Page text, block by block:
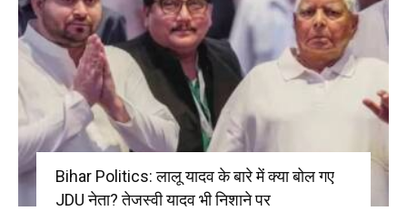
Bihar Politics: लालू यादव के बारे में क्या बोल गए
JDU नेता? तेजस्वी यादव भी निशाने पर